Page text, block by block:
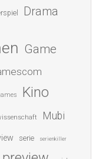
Drama
Game
Kino
Mubi
serie serienkiller